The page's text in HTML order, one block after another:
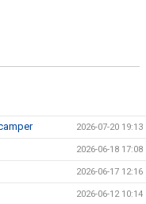
2026-07-20 19:13
2026-06-18 17:08
2026-06-17 12:16
2026-06-12 10:14